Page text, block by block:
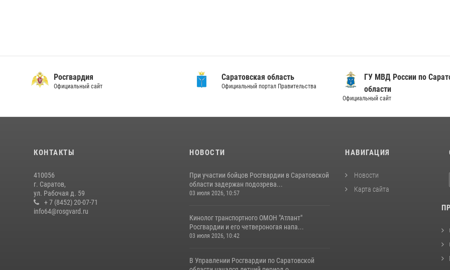
Росгвардия
Официальный сайт
Саратовская область
Официальный портал Правительства
ГУ МВД России по
области
Официальный сайт
КОНТАКТЫ
410056
г. Саратов,
ул. Рабочая д. 59
+ 7 (8452) 20-07-71
info64@rosgvard.ru
НОВОСТИ
При участии бойцов Росгвардии в Саратовской
области задержан подозрева...
03 июля 2026, 10:57
Кинолог транспортного ОМОН "Атлант"
Росгвардии и его четвероногая напа...
03 июля 2026, 10:42
В Управлении Росгвардии по Саратовской
НАВИГАЦИЯ
Новости
Карта сайта